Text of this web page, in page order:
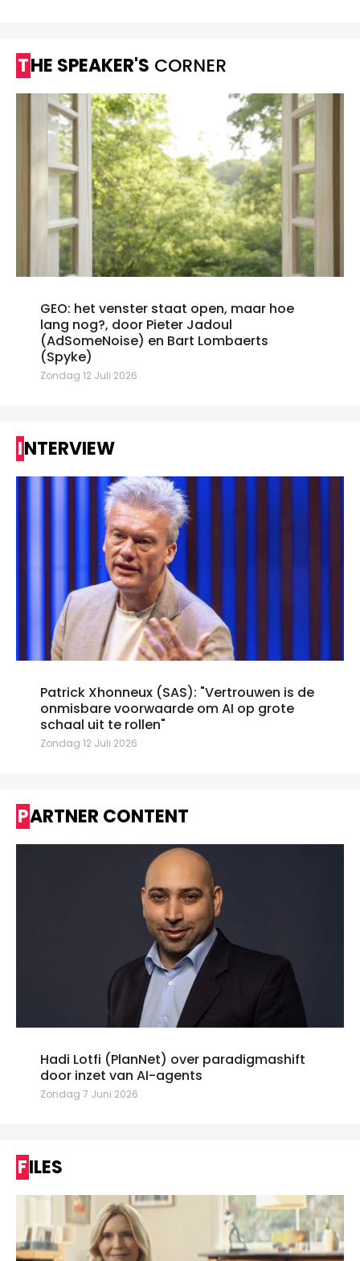
THE SPEAKER'S CORNER
GEO: het venster staat open, maar hoe
lang nog?, door Pieter Jadoul
(AdSomeNoise) en Bart Lombaerts
(Spyke)
Zondag 12 Juli 2026
INTERVIEW
Patrick Xhonneux (SAS): "Vertrouwen is de
onmisbare voorwaarde om AI op grote
schaal uit te rollen"
Zondag 12 Juli 2026
PARTNER CONTENT
Hadi Lotfi (PlanNet) over paradigmashift
door inzet van AI-agents
Zondag 7 Juni 2026
FILES